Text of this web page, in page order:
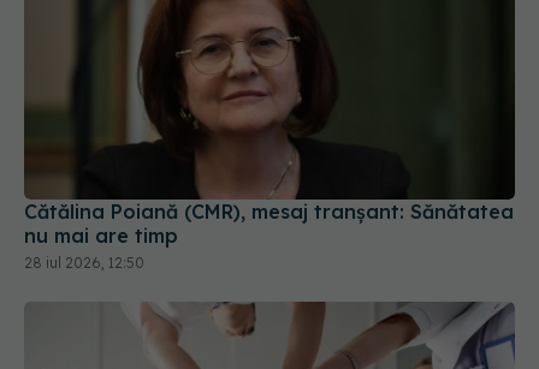
Cătălina Poiană (CMR), mesaj tranșant: Sănătatea
nu mai are timp
28 iul 2026, 12:50